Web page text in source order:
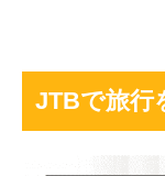
JTBで旅行